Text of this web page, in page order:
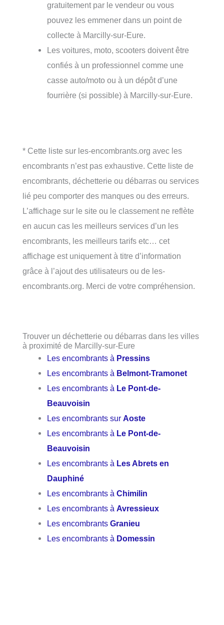
gratuitement par le vendeur ou vous
pouvez les emmener dans un point de
collecte à Marcilly-sur-Eure.
Les voitures, moto, scooters doivent être
confiés à un professionnel comme une
casse auto/moto ou à un dépôt d’une
fourrière (si possible) à Marcilly-sur-Eure.
* Cette liste sur les-encombrants.org avec les
encombrants n’est pas exhaustive. Cette liste de
encombrants, déchetterie ou débarras ou services
lié peu comporter des manques ou des erreurs.
L’affichage sur le site ou le classement ne reflète
en aucun cas les meilleurs services d’un les
encombrants, les meilleurs tarifs etc… cet
affichage est uniquement à titre d’information
grâce à l’ajout des utilisateurs ou de les-
encombrants.org. Merci de votre compréhension.
Trouver un déchetterie ou débarras dans les villes
à proximité de Marcilly-sur-Eure
Les encombrants à Pressins
Les encombrants à Belmont-Tramonet
Les encombrants à Le Pont-de-
Beauvoisin
Les encombrants surAoste
Les encombrants à Le Pont-de-
Beauvoisin
Les encombrants à Les Abrets en
Dauphiné
Les encombrants àChimilin
Les encombrants àAvressieux
Les encombrantsGranieu
Les encombrants à Domessin